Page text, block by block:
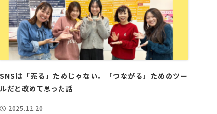
SNSは「売る」ためじゃない。「つながる」ためのツー
ルだと改めて思った話
2025.12.20